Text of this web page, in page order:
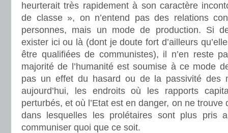
heurterait très rapidement à son caractère
de classe », on n’entend pas des relations
personnes, mais un mode de production. Si
exister ici ou là (dont je doute fort d’ailleurs
être qualifiées de communistes), il n’en reste
majorité de l’humanité est soumise à ce mode
pas un effet du hasard ou de la passivité des
aujourd’hui, les endroits où les rapports
perturbés, et où l’Etat est en danger, on ne
dans lesquelles les prolétaires sont plus pris
communiser quoi que ce soit.